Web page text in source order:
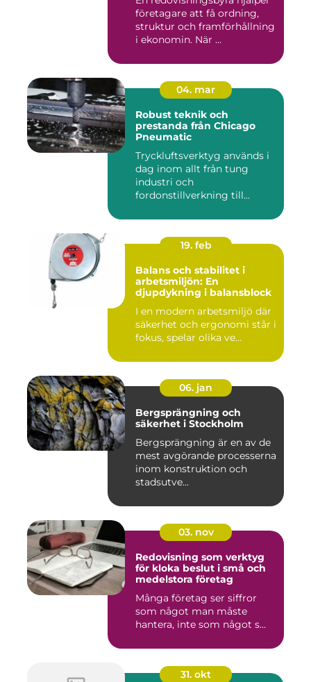
företagare att få ordning,
struktur och framförhållning
i ekonomin. När ...
04. mar
Robust teknik och
prestanda från Chicago
Pneumatic
Tryckluftsverktyg används i
dag inom allt från tung
industri och
fordonstillverkning till...
19. feb
Balans och stabilitet i
arbetsmiljön: En
djupdykning i balansblock
I en modern arbetsmiljö där
säkerhet och ergonomi står i
fokus, spelar olika ve...
06. jan
Bergsprängning och
säkerhet i Stockholm
Bergsprängning är en av de
mest avgörande processerna
inom konstruktion och
stadsutve...
03. nov
Redovisning som verktyg
för kloka beslut i små och
medelstora företag
Många företag ser siffror
som något man måste
hantera, inte som något s...
31. okt